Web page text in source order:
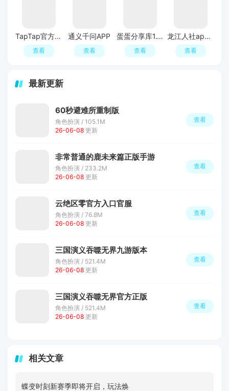
TapTap官方正版最新版
查看
通义千问APP
查看
蛋蛋分享库1.1.3安装包
查看
龙江人社app官方免费
查看
最新更新
60秒避难所重制版
角色扮演 / 105.1M
26-06-08 更新
查看
非常普通的鹿未来篇正版手游
角色扮演 / 233.2M
26-06-08 更新
查看
云绝区零官方入口官服
角色扮演 / 76.8M
26-06-08 更新
查看
三国演义吞噬无界九游版本
角色扮演 / 521.4M
26-06-08 更新
查看
三国演义吞噬无界官方正版
角色扮演 / 521.4M
26-06-08 更新
查看
相关文章
蝶变时刻新赛季即将开启，玩法焕